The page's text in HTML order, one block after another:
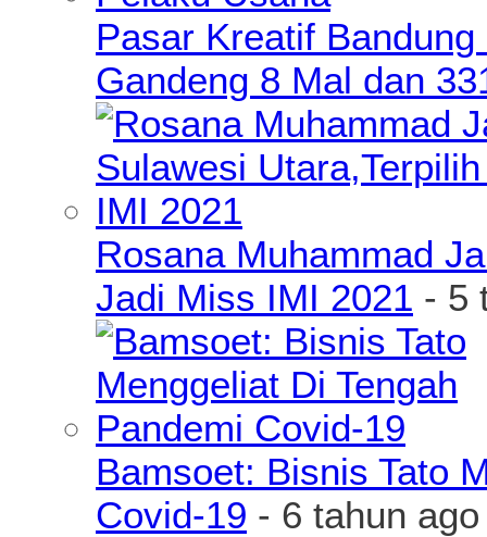
Pasar Kreatif
Gandeng 8 Mal dan
Rosana Muhammad
Jadi Miss IMI 2021 - 5
Bamsoet: Bisnis Tato
Covid-19 - 6 tahun ago